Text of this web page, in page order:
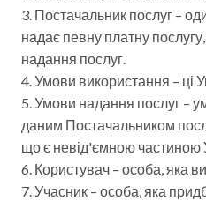
3. Постачальник послуг –
надає певну платну
надання послуг.
4. Умови використання – ці
5. Умови надання послуг –
даним Постачальником
що є невід'ємною частиною
6. Користувач – особа, яка
7. Учасник – особа, яка